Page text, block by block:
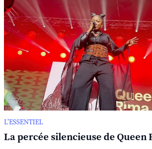
L’ESSENTIEL
La percée silencieuse de Queen